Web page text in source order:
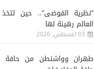
“نظرية الفوضى”.. حين
العالم رهينة لها
03 اغسطس, 2026
طهران وواشنطن من حافة